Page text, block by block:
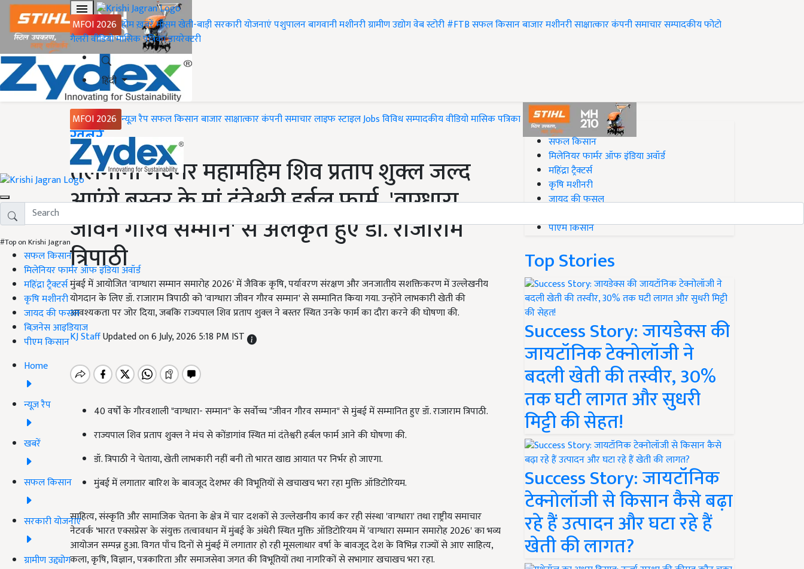
MFOI 2026 होमख़बरेंमौसमखेती-बाड़ीसरकारी योजनाएंपशुपालनबागवानीमशीनरीग्रामीण उद्योगवेब स्टोरी#FTBसफल किसानबाजारमशीनरीसाक्षात्कारकंपनी समाचारसम्पादकीयफोटो
गैलरीवीडियोमासिक पत्रिकाडायरेक्टरी
हिंदी
MFOI 2026 न्यूज़ रैपसफल किसानबाजारसाक्षात्कारकंपनी समाचारलाइफ स्टाइलJobsविविधसम्पादकीयवीडियोमासिक पत्रिका
#Top on Krishi Jagran
सफल किसान
मिलेनियर फार्मर ऑफ इंडिया अवॉर्ड
महिंद्रा ट्रैक्टर्स
कृषि मशीनरी
जायद की फसल
बिज़नेस आइडियाज
पीएम किसान
Home
न्यूज़ रैप
खबरें
सफल किसान
सरकारी योजनाएं
ग्रामीण उद्द्योग
Home
ख़बरें
तेलंगाना गर्वनर महामहिम शिव प्रताप शुक्ल जल्द
आएंगे बस्तर के मां दंतेश्वरी हर्बल फार्म, 'वाग्धारा
जीवन गौरव सम्मान' से अलंकृत हुए डॉ. राजाराम
त्रिपाठी
मुंबई में आयोजित 'वाग्धारा सम्मान समारोह 2026' में जैविक कृषि, पर्यावरण संरक्षण और जनजातीय सशक्तिकरण में उल्लेखनीय
योगदान के लिए डॉ. राजाराम त्रिपाठी को 'वाग्धारा जीवन गौरव सम्मान' से सम्मानित किया गया. उन्होंने लाभकारी खेती की
आवश्यकता पर जोर दिया, जबकि राज्यपाल शिव प्रताप शुक्ल ने बस्तर स्थित उनके फार्म का दौरा करने की घोषणा की.
KJ StaffUpdated on 6 July, 2026 5:18 PM IST
40 वर्षों के गौरवशाली "वाग्धारा- सम्मान" के सर्वोच्च "जीवन गौरव सम्मान" से मुंबई में सम्मानित हुए डॉ. राजाराम त्रिपाठी.
राज्यपाल शिव प्रताप शुक्ल ने मंच से कोंडागांव स्थित मां दंतेश्वरी हर्बल फार्म आने की घोषणा की.
डॉ. त्रिपाठी ने चेताया, खेती लाभकारी नहीं बनी तो भारत खाद्य आयात पर निर्भर हो जाएगा.
मुंबई में लगातार बारिश के बावजूद देशभर की विभूतियों से खचाखच भरा रहा मुक्ति ऑडिटोरियम.
साहित्य, संस्कृति और सामाजिक चेतना के क्षेत्र में चार दशकों से उल्लेखनीय कार्य कर रही संस्था 'वाग्धारा' तथा राष्ट्रीय समाचार
नेटवर्क 'भारत एक्सप्रेस' के संयुक्त तत्वावधान में मुंबई के अंधेरी स्थित मुक्ति ऑडिटोरियम में 'वाग्धारा सम्मान समारोह 2026' का भव्य
आयोजन सम्पन्न हुआ. विगत पाँच दिनों से मुंबई में लगातार हो रही मूसलाधार वर्षा के बावजूद देश के विभिन्न राज्यों से आए साहित्य,
कला, कृषि, विज्ञान, पत्रकारिता और समाजसेवा जगत की विभूतियों तथा नागरिकों से सभागार खचाखच भरा रहा.
#Top on Krishi Jagran
सफल किसान
मिलेनियर फार्मर ऑफ इंडिया अवॉर्ड
महिंद्रा ट्रैक्टर्स
कृषि मशीनरी
जायद की फसल
पीएम किसान
Top Stories
Success Story: जायडेक्स की
जायटॉनिक टेक्नोलॉजी ने
बदली खेती की तस्वीर, 30%
तक घटी लागत और सुधरी
मिट्टी की सेहत!
Success Story: जायटॉनिक
टेक्नोलॉजी से किसान कैसे बढ़ा
रहे हैं उत्पादन और घटा रहे हैं
खेती की लागत?